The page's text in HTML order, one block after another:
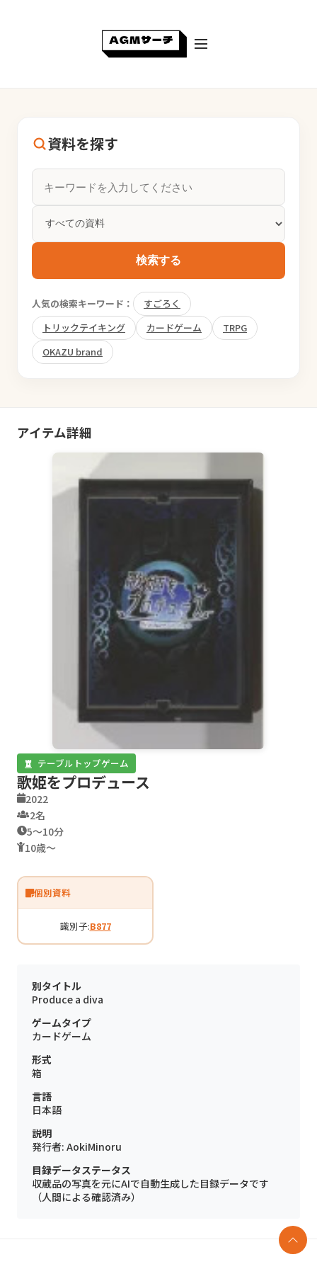
資料を探す
検索する
人気の検索キーワード：
すごろく
トリックテイキング
カードゲーム
TRPG
OKAZU brand
アイテム詳細
テーブルトップゲーム
歌姫をプロデュース
2022
2名
5〜10分
10歳〜
個別資料
識別子:B877
別タイトル
Produce a diva
ゲームタイプ
カードゲーム
形式
箱
言語
日本語
説明
発行者: AokiMinoru
目録データステータス
収蔵品の写真を元にAIで自動生成した目録データです
（人間による確認済み）